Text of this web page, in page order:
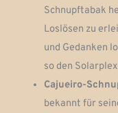
Schnupftabak
Loslösen zu
und Gedanken
so den
Cajueiro-
bekannt für